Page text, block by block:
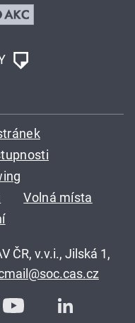
Volná místa
ČR, v.v.i., Jilská 1,